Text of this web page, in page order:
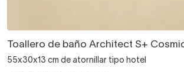
Toallero de baño Architect S+
55x30x13 cm de atornillar tipo hotel